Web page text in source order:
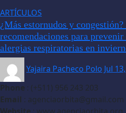
ARTÍCULOS
¿Más estornudos y
recomendaciones para prevenir
alergias respiratorias en
Yajaira Pacheco Polo Jul
Phone : (+511) 956 243 203
Email : agenciaorbita@gmail.com
Website : www.agenciaorbita.org